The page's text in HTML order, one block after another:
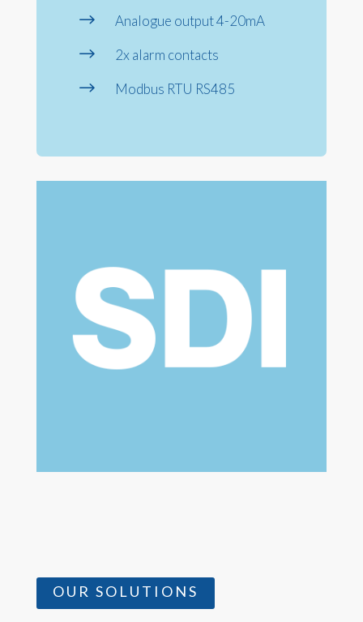
$ Analogue output 4-20mA
$ 2x alarm contacts
$ Modbus RTU RS485
OUR SOLUTIONS